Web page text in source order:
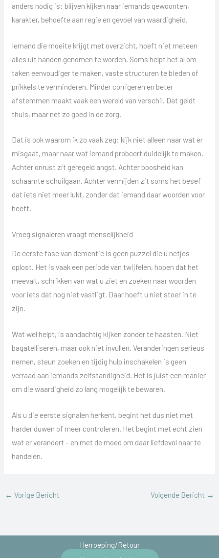
anders nodig is: blijven kijken naar iemands gewoonten,
karakter, behoefte aan regie en gevoel van waardigheid.
Iemand die moeite krijgt met overzicht, hoeft niet meteen
alles uit handen genomen te worden. Soms helpt het al om
taken eenvoudiger te maken, vaste structuren te bieden of
prikkels te verminderen. Minder corrigeren en beter
afstemmen maakt vaak een wereld van verschil. Dat geldt
thuis, maar net zo goed in de zorg.
Dat is ook waarom ik zo vaak zeg: kijk niet alleen naar wat er
misgaat, maar naar wat iemand probeert duidelijk te maken.
Achter onrust zit geregeld angst. Achter boosheid kan
schaamte schuilgaan. Achter vermijden zit soms het besef
dat iets niet meer lukt, zonder dat iemand daar woorden voor
heeft.
Vroeg signaleren vraagt menselijkheid
De eerste fase van dementie is geen puzzel die u netjes
oplost. Het is vaak een periode van twijfelen, hopen dat het
meevalt, schrikken van wat u ziet en zoeken naar woorden
voor iets dat nog niet vastligt. Daar hoeft u niet stoer in te
zijn.
Wat wel helpt, is aandachtig kijken zonder te haasten. Niet
bagatelliseren, maar ook niet invullen. Veranderingen serieus
nemen, steun zoeken en tijdig hulp inschakelen is geen
verraad aan iemands zelfstandigheid. Het is juist een manier
om die waardigheid zo lang mogelijk te bewaren.
Als u die eerste signalen herkent, begint het dus niet met
harder duwen of meer controleren. Het begint met echt zien
wat er verandert – en met de moed om daar liefdevol naar te
handelen.
← Vorige Bericht Volgende Bericht →
Herroeping/Retour